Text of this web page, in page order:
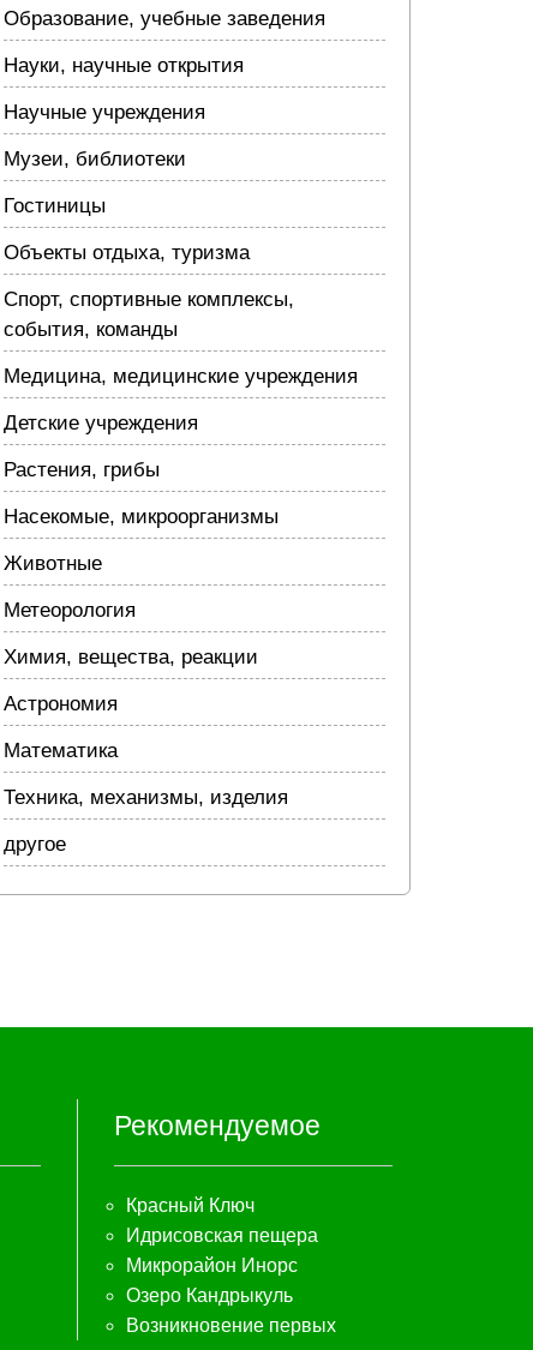
Образование, учебные заведения
Науки, научные открытия
Научные учреждения
Музеи, библиотеки
Гостиницы
Объекты отдыха, туризма
Спорт, спортивные комплексы,
события, команды
Медицина, медицинские учреждения
Детские учреждения
Растения, грибы
Насекомые, микроорганизмы
Животные
Метеорология
Химия, вещества, реакции
Астрономия
Математика
Техника, механизмы, изделия
другое
Рекомендуемое
Красный Ключ
Идрисовская пещера
Микрорайон Инорс
Озеро Кандрыкуль
Возникновение первых